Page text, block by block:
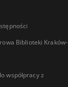
Biblioteki Kraków-
współpracy z